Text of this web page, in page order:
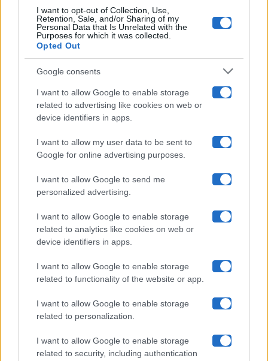
I want to opt-out of Collection, Use,
Retention, Sale, and/or Sharing of my
Personal Data that Is Unrelated with the
Purposes for which it was collected.
Opted Out
Google consents
I want to allow Google to enable storage
related to advertising like cookies on web or
device identifiers in apps.
I want to allow my user data to be sent to
Google for online advertising purposes.
I want to allow Google to send me
personalized advertising.
I want to allow Google to enable storage
related to analytics like cookies on web or
device identifiers in apps.
I want to allow Google to enable storage
related to functionality of the website or app.
I want to allow Google to enable storage
related to personalization.
I want to allow Google to enable storage
related to security, including authentication
Grande Fratello
Isola Dei Famosi
Uomini E Donne
Maste S.r.l.
Chi siamo
Collabora con noi
Contatti
Privacy Policy
Cookie Policy